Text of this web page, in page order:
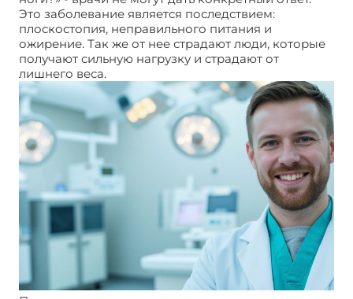
Это заболевание является последствием:
плоскостопия, неправильного питания и
ожирение. Так же от нее страдают люди, которые
получают сильную нагрузку и страдают от
лишнего веса.